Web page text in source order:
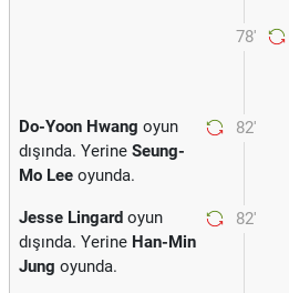
78'
82'
Do-Yoon Hwang oyun
dışında. Yerine Seung-
Mo Lee oyunda.
82'
Jesse Lingard oyun
dışında. Yerine Han-Min
Jung oyunda.